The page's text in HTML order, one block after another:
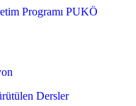
Programı PUKÖ
Dersler